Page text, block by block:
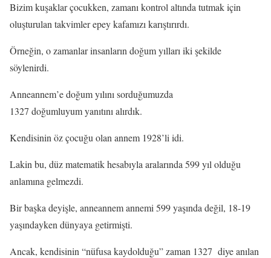
Bizim kuşaklar çocukken, zamanı kontrol altında tutmak için
oluşturulan takvimler epey kafamızı karıştırırdı.
Örneğin, o zamanlar insanların doğum yılları iki şekilde
söylenirdi.
Anneannem’e doğum yılını sorduğumuzda
1327 doğumluyum yanıtını alırdık.
Kendisinin öz çocuğu olan annem 1928’li idi.
Lakin bu, düz matematik hesabıyla aralarında 599 yıl olduğu
anlamına gelmezdi.
Bir başka deyişle, anneannem annemi 599 yaşında değil, 18-19
yaşındayken dünyaya getirmişti.
Ancak, kendisinin “nüfusa kaydolduğu” zaman 1327 diye anılan